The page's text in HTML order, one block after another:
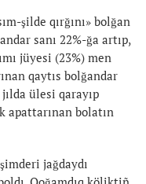
şilde qırğını» bolğan
sanı 22%-ğa artıp,
jüyesi (23%) men
qaytıs bolğandar
ülesi qarayıp
apattarınan bolatın
jağdaydı